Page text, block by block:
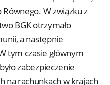
W związku z
BGK otrzymało
a następnie
tym czasie głównym
zabezpieczenie
na rachunkach w krajach